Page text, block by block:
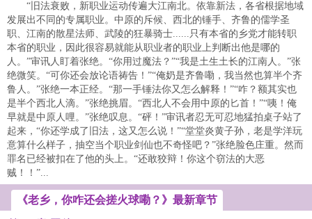
“旧法衰败，新职业运动传遍大江南北。依靠新法，各省根据地域
发展出不同的专属职业。中原的斥候、西北的锤手、齐鲁的儒学圣
职、江南的散星法师、武陵的狂暴骑士......只有本省的乡党才能转职
本省的职业，因此很容易就能从职业者的职业上判断出他是哪的
人。”审讯人盯着张绝。“你用过魔法？”“我是土生土长的江南人。”张
绝微笑。“可你还会放论语祷告！”“俺奶是齐鲁嘞，我当然也算半个齐
鲁人。”张绝一本正经。“那一手锤法你又怎么解释！”“咋？额其实也
是半个西北人滴。”张绝挑眉。“西北人不会用中原的匕首！”“咦！俺
早就是中原人哩。”张绝叹息。“砰！”审讯者忍无可忍地猛拍桌子站了
起来，“你还学成了旧法，这又怎么说！”“堂堂炎黄子孙，老是学洋玩
意算什么样子，抽空当个职业剑仙也不奇怪吧？”张绝脸色庄重。然而
罪名已经被扣在了他的头上。“还敢狡辩！你这个窃法的大恶
贼！！”...
《老乡，你咋还会搓火球嘞？》最新章节